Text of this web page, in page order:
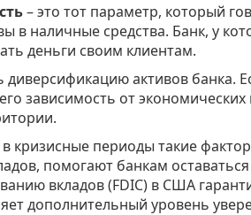
– это тот параметр, который
в наличные средства. Банк, у
деньги своим клиентам.
диверсификацию активов банка.
зависимость от
кризисные периоды такие
помогают банкам оставаться
вкладов (FDIC) в США
дополнительный уровень